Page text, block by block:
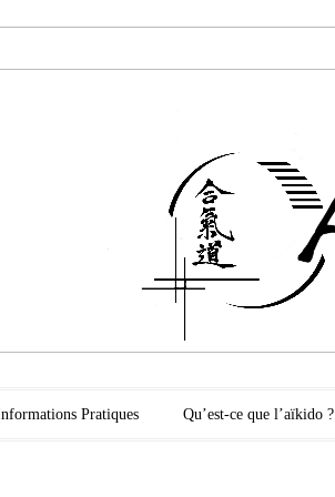
Pratiques Qu’est-ce que l’aïkido ?